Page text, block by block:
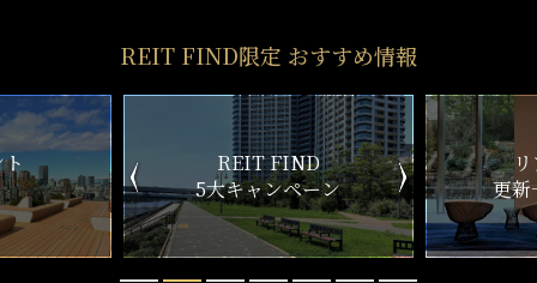
REIT FIND限定 おすすめ情報
ン
リアルタイム
更新一覧チェック
新